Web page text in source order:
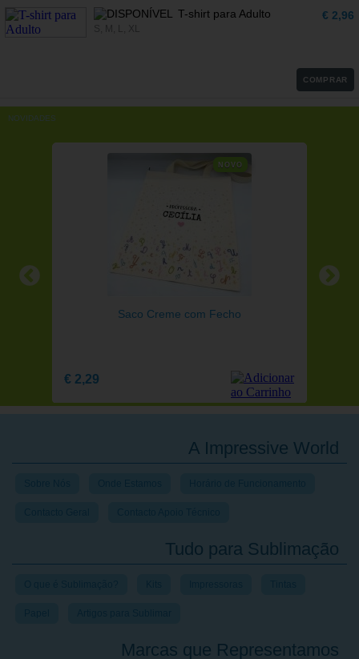
T-shirt para Adulto € 2,96
COMPRAR
NOVIDADES
A Impressive World
Tudo para Sublimação
Marcas que Representamos